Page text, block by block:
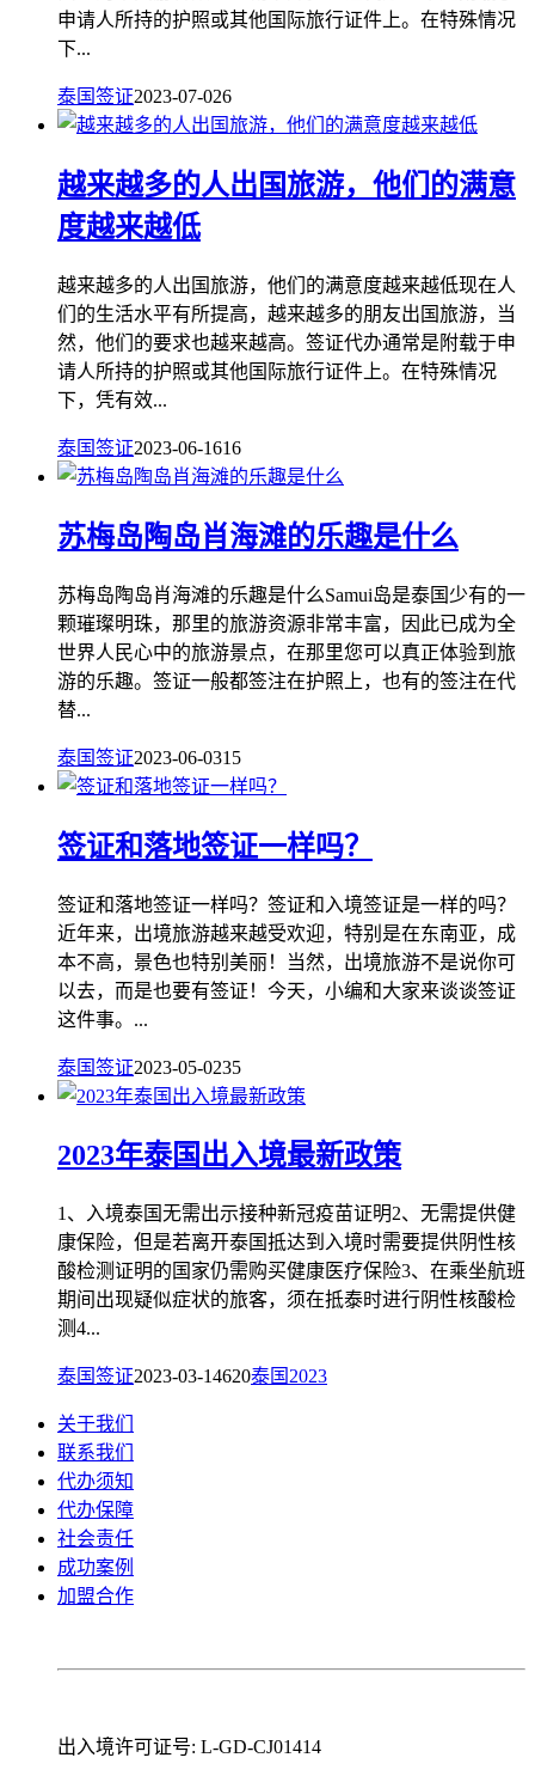
申请人所持的护照或其他国际旅行证件上。在特殊情况
下...
泰国签证2023-07-026
越来越多的人出国旅游，他们的满意
度越来越低
越来越多的人出国旅游，他们的满意度越来越低现在人
们的生活水平有所提高，越来越多的朋友出国旅游，当
然，他们的要求也越来越高。签证代办通常是附载于申
请人所持的护照或其他国际旅行证件上。在特殊情况
下，凭有效...
泰国签证2023-06-1616
苏梅岛陶岛肖海滩的乐趣是什么
苏梅岛陶岛肖海滩的乐趣是什么Samui岛是泰国少有的一
颗璀璨明珠，那里的旅游资源非常丰富，因此已成为全
世界人民心中的旅游景点，在那里您可以真正体验到旅
游的乐趣。签证一般都签注在护照上，也有的签注在代
替...
泰国签证2023-06-0315
签证和落地签证一样吗？
签证和落地签证一样吗？签证和入境签证是一样的吗？
近年来，出境旅游越来越受欢迎，特别是在东南亚，成
本不高，景色也特别美丽！当然，出境旅游不是说你可
以去，而是也要有签证！今天，小编和大家来谈谈签证
这件事。...
泰国签证2023-05-0235
2023年泰国出入境最新政策
1、入境泰国无需出示接种新冠疫苗证明2、无需提供健
康保险，但是若离开泰国抵达到入境时需要提供阴性核
酸检测证明的国家仍需购买健康医疗保险3、在乘坐航班
期间出现疑似症状的旅客，须在抵泰时进行阴性核酸检
测4...
泰国签证2023-03-14620泰国2023
关于我们
联系我们
代办须知
代办保障
社会责任
成功案例
加盟合作
出入境许可证号: L-GD-CJ01414